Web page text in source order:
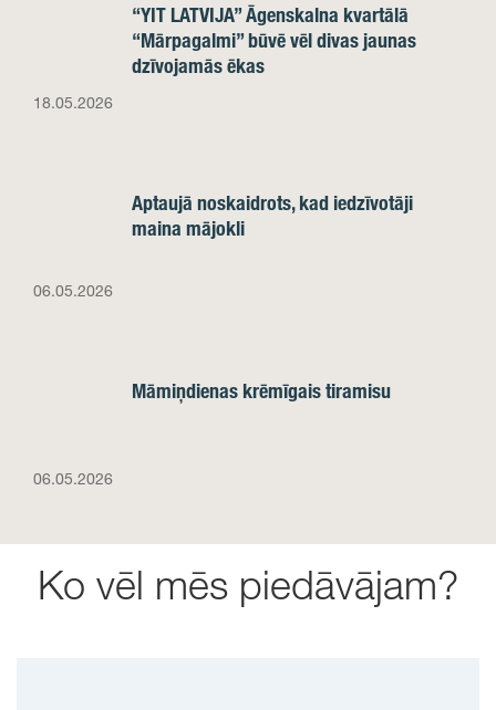
18.05.2026
“YIT LATVIJA” Āgenskalna kvartālā
“Mārpagalmi” būvē vēl divas jaunas
dzīvojamās ēkas
06.05.2026
Aptaujā noskaidrots, kad iedzīvotāji
maina mājokli
06.05.2026
Māmiņdienas krēmīgais tiramisu
Ko vēl mēs piedāvājam?